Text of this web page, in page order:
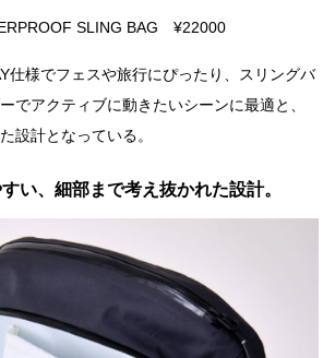
SLING BAG ¥22000
仕様でフェスや旅行にぴったり、スリングバ
でアクティブに動きたいシーンに最適と、
設計となっている。
い、細部まで考え抜かれた設計。